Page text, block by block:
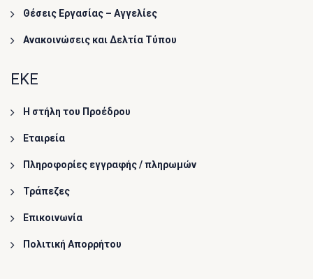
Θέσεις Εργασίας – Αγγελίες
Ανακοινώσεις και Δελτία Τύπου
ΕΚΕ
Η στήλη του Προέδρου
Εταιρεία
Πληροφορίες εγγραφής / πληρωμών
Τράπεζες
Επικοινωνία
Πολιτική Απορρήτου